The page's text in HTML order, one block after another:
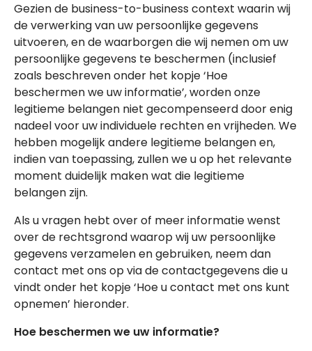
Gezien de business-to-business context waarin wij
de verwerking van uw persoonlijke gegevens
uitvoeren, en de waarborgen die wij nemen om uw
persoonlijke gegevens te beschermen (inclusief
zoals beschreven onder het kopje ‘Hoe
beschermen we uw informatie’, worden onze
legitieme belangen niet gecompenseerd door enig
nadeel voor uw individuele rechten en vrijheden. We
hebben mogelijk andere legitieme belangen en,
indien van toepassing, zullen we u op het relevante
moment duidelijk maken wat die legitieme
belangen zijn.
Als u vragen hebt over of meer informatie wenst
over de rechtsgrond waarop wij uw persoonlijke
gegevens verzamelen en gebruiken, neem dan
contact met ons op via de contactgegevens die u
vindt onder het kopje ‘Hoe u contact met ons kunt
opnemen’ hieronder.
Hoe beschermen we uw informatie?